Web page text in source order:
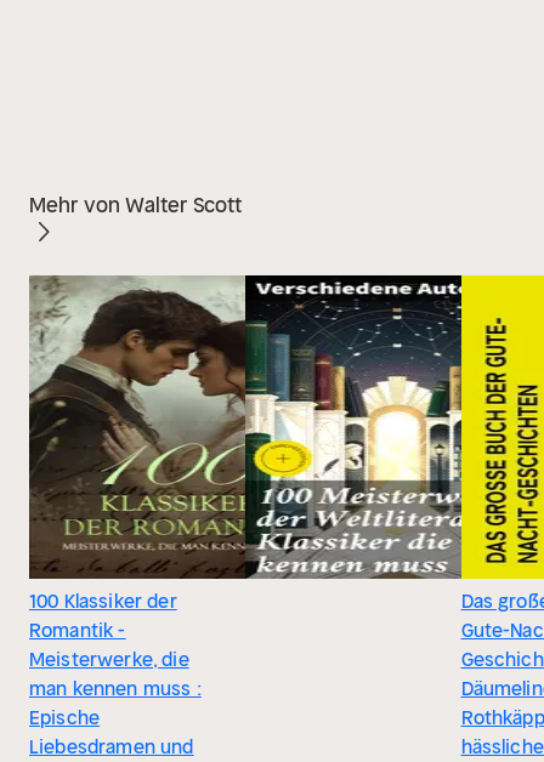
Mehr von Walter Scott
100 Klassiker der
Romantik -
Meisterwerke, die
man kennen muss :
Epische
Liebesdramen und
Das
Gute-